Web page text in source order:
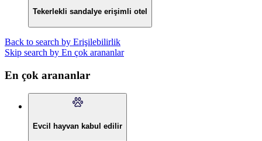
Tekerlekli sandalye erişimli otel
Back to search by Erişilebilirlik
Skip search by En çok arananlar
En çok arananlar
Evcil hayvan kabul edilir